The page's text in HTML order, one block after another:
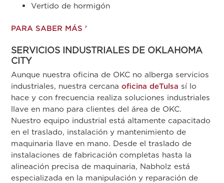
Vertido de hormigón
PARA SABER MÁS '
SERVICIOS INDUSTRIALES DE OKLAHOMA
CITY
Aunque nuestra oficina de OKC no alberga servicios
industriales, nuestra cercana oficina deTulsa sí lo
hace y con frecuencia realiza soluciones industriales
llave en mano para clientes del área de OKC.
Nuestro equipo industrial está altamente capacitado
en el traslado, instalación y mantenimiento de
maquinaria llave en mano. Desde el traslado de
instalaciones de fabricación completas hasta la
alineación precisa de maquinaria, Nabholz está
especializada en la manipulación y reparación de